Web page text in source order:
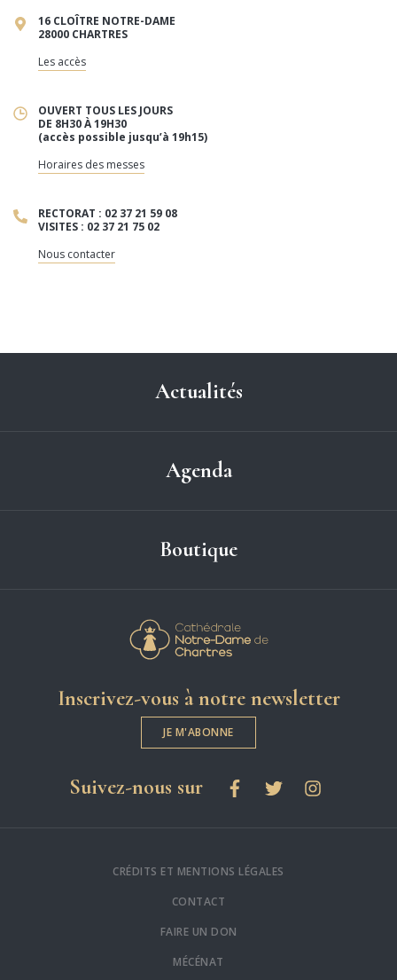
16 CLOÎTRE NOTRE-DAME
28000 CHARTRES
Les accès
OUVERT TOUS LES JOURS
DE 8H30 À 19H30
(accès possible jusqu’à 19h15)
Horaires des messes
RECTORAT : 02 37 21 59 08
VISITES : 02 37 21 75 02
Nous contacter
Actualités
Agenda
Boutique
Inscrivez-vous à notre newsletter
JE M'ABONNE
Suivez-nous surles réseaux sociaux
FacebookTwitterInstagram
CRÉDITS ET MENTIONS LÉGALES
CONTACT
FAIRE UN DON
MÉCÉNAT